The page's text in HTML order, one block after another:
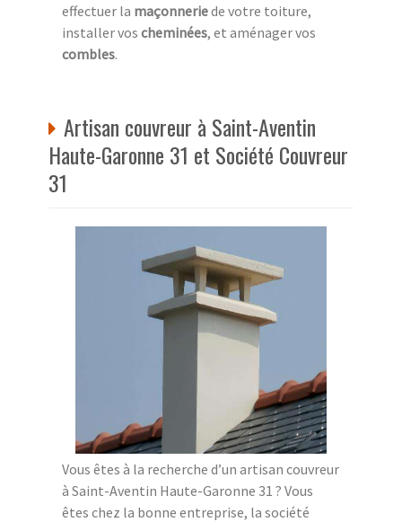
effectuer la maçonneriede votre toiture,
installer vos cheminées, et aménager vos
combles.
Artisan couvreur à Saint-Aventin
Haute-Garonne 31 et Société Couvreur
31
Vous êtes à la recherche d’un artisan couvreur
à Saint-Aventin Haute-Garonne 31 ? Vous
êtes chez la bonne entreprise, la société